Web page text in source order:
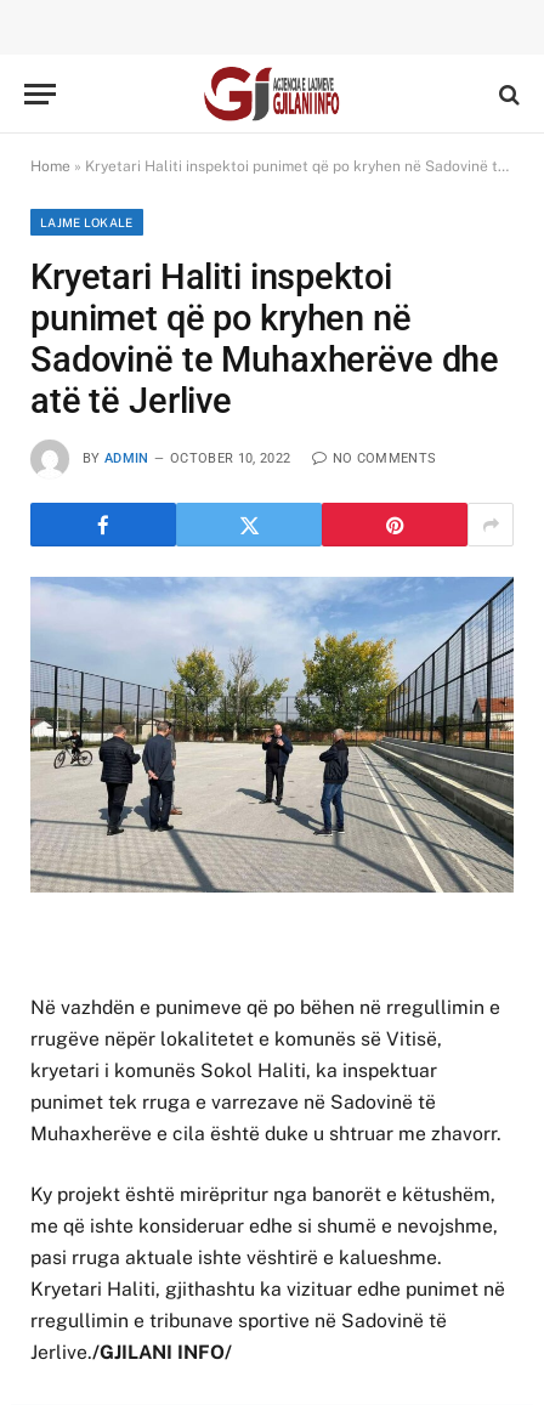
Home » Kryetari Haliti inspektoi punimet që po kryhen në Sadovinë te Muhaxherëve dhe atë të Jerlive
LAJME LOKALE
Kryetari Haliti inspektoi
punimet që po kryhen në
Sadovinë te Muhaxherëve dhe
atë të Jerlive
BY ADMIN OCTOBER 10, 2022 NO COMMENTS
Në vazhdën e punimeve që po bëhen në rregullimin e
rrugëve nëpër lokalitetet e komunës së Vitisë,
kryetari i komunës Sokol Haliti, ka inspektuar
punimet tek rruga e varrezave në Sadovinë të
Muhaxherëve e cila është duke u shtruar me zhavorr.
Ky projekt është mirëpritur nga banorët e këtushëm,
me që ishte konsideruar edhe si shumë e nevojshme,
pasi rruga aktuale ishte vështirë e kalueshme.
Kryetari Haliti, gjithashtu ka vizituar edhe punimet në
rregullimin e tribunave sportive në Sadovinë të
Jerlive./GJILANI INFO/